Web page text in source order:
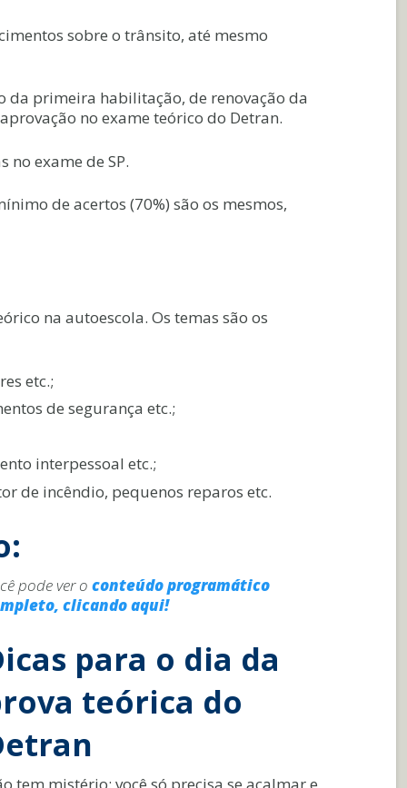
sobre o trânsito, até mesmo
da primeira habilitação, de renovação da
no exame teórico do Detran.
exame de SP.
de acertos (70%) são os mesmos,
na autoescola. Os temas são os
etc.;
de segurança etc.;
interpessoal etc.;
de incêndio, pequenos reparos etc.
pode ver o conteúdo programático
clicando aqui!
para o dia da
teórica do
tem mistério: você só precisa se acalmar e